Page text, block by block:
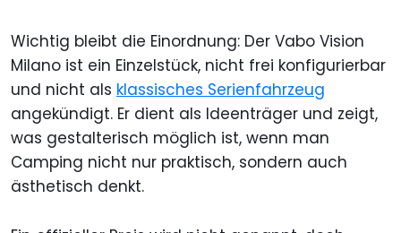
Wichtig bleibt die Einordnung: Der Vabo Vision
Milano ist ein Einzelstück, nicht frei konfigurierbar
und nicht als klassisches Serienfahrzeug
angekündigt. Er dient als Ideenträger und zeigt,
was gestalterisch möglich ist, wenn man
Camping nicht nur praktisch, sondern auch
ästhetisch denkt.